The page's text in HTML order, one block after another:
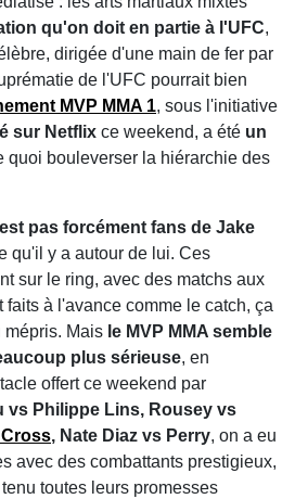
qu'on doit en partie à l'UFC,
dirigée d'une main de fer par
de l'UFC pourrait bien
MVP MMA 1, sous l'initiative
sur Netflix ce weekend, a été un
quoi bouleverser la hiérarchie des
pas forcément fans de Jake
qu'il y a autour de lui. Ces
sur le ring, avec des matchs aux
à l'avance comme le catch, ça
mépris. Mais le MVP MMA semble
plus sérieuse, en
offert ce weekend par
vs Philippe Lins, Rousey vs
, Nate Diaz vs Perry, on a eu
avec des combattants prestigieux,
toutes leurs promesses